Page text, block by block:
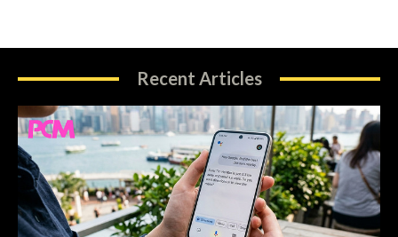
Recent Articles